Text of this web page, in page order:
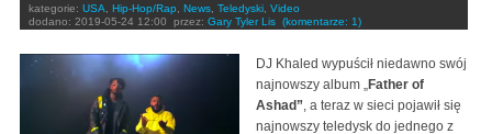
kategorie: USA Hip-Hop/Rap News Teledyski Video
dodano: 2019-05-24 12:00 przez: Gary Tyler Lis (komentarze: 1)
DJ Khaled wypuścił niedawno swój
najnowszy album „Father of
Ashad”, a teraz w sieci pojawił się
najnowszy teledysk do jednego z